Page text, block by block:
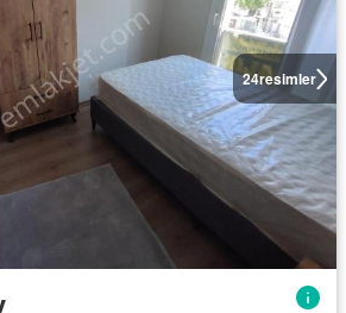
24resimler